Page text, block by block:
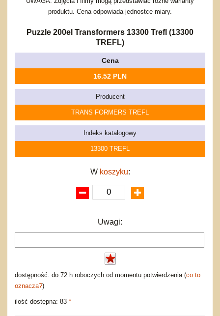
Inne
Zakupy hurtowe
Kontakt
Mapa produktów
produktu. Cena odpowiada jednostce miary.
Puzzle 200el Transformers 13300 Trefl (13300
TREFL)
Cena
16.52 PLN
Producent
TRANS FORMERS TREFL
Indeks katalogowy
13300 TREFL
W koszyku:
Uwagi:
dostępność: do 72 h roboczych od momentu potwierdzenia (co to
oznacza?)
ilość dostępna: 83 *